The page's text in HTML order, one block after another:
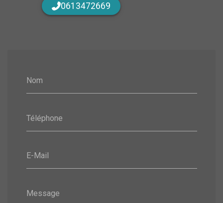
Nom
Téléphone
E-Mail
Message
0613472669